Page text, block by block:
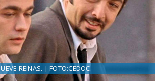
REINAS. | FOTO:CEDOC.